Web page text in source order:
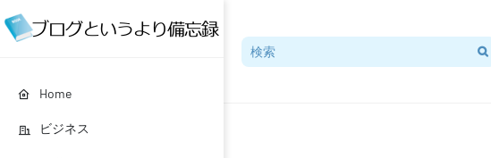
Home
ビジネス